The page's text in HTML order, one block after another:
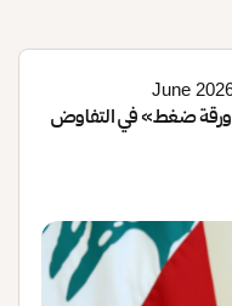
«ورقة ضغط» في التفاوض